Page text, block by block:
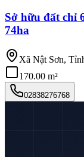
Sở hữu đất chỉ
74ha
Xã Nật Sơn,
170.00 m²
02838276768